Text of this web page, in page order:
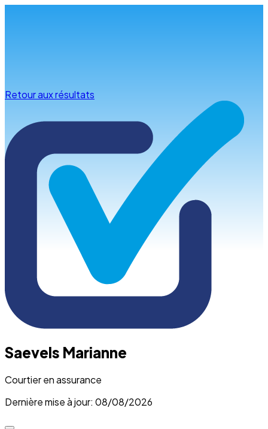
Retour aux résultats
Saevels Marianne
Courtier en assurance
Dernière mise à jour: 08/08/2026